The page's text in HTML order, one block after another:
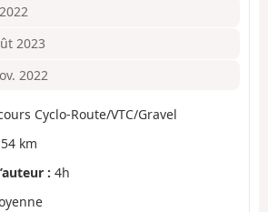
2023
2022
Cyclo-Route/VTC/Gravel
km
: 4h